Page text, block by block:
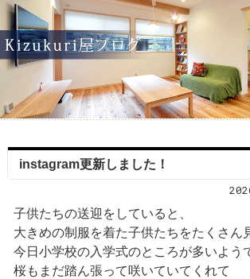
instagram更新しました！
子供たちの送迎をしていると、
大きめの制服を着た子供たちをたくさん
今日小学校の入学式のところが多いよう
桜もまだ踏ん張って咲いていてくれて